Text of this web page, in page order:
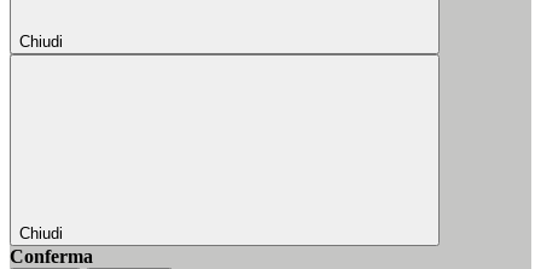
Chiudi
Chiudi
Conferma